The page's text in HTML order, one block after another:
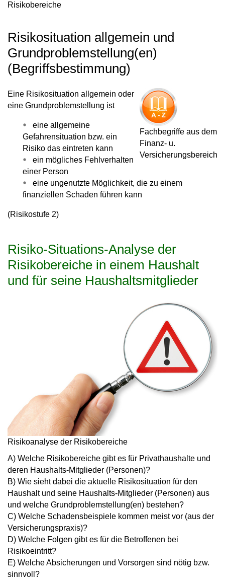
Risikobereiche
Risikosituation allgemein und
Grundproblemstellung(en)
(Begriffsbestimmung)
Fachbegriffe aus dem
Finanz- u.
Versicherungsbereich
Eine Risikosituation allgemein oder
eine Grundproblemstellung ist
eine allgemeine
Gefahrensituation bzw. ein
Risiko das eintreten kann
ein mögliches Fehlverhalten
einer Person
eine ungenutzte Möglichkeit, die zu einem
finanziellen Schaden führen kann
(Risikostufe 2)
Risiko-Situations-Analyse der
Risikobereiche in einem Haushalt
und für seine Haushaltsmitglieder
Risikoanalyse der Risikobereiche
A) Welche Risikobereiche gibt es für Privathaushalte und
deren Haushalts-Mitglieder (Personen)?
B) Wie sieht dabei die aktuelle Risikosituation für den
Haushalt und seine Haushalts-Mitglieder (Personen) aus
und welche Grundproblemstellung(en) bestehen?
C) Welche Schadensbeispiele kommen meist vor (aus der
Versicherungspraxis)?
D) Welche Folgen gibt es für die Betroffenen bei
Risikoeintritt?
E) Welche Absicherungen und Vorsorgen sind nötig bzw.
sinnvoll?